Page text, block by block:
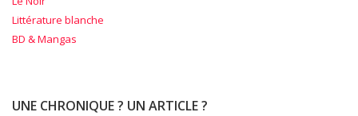
Littérature blanche
BD & Mangas
UNE CHRONIQUE ? UN ARTICLE ?